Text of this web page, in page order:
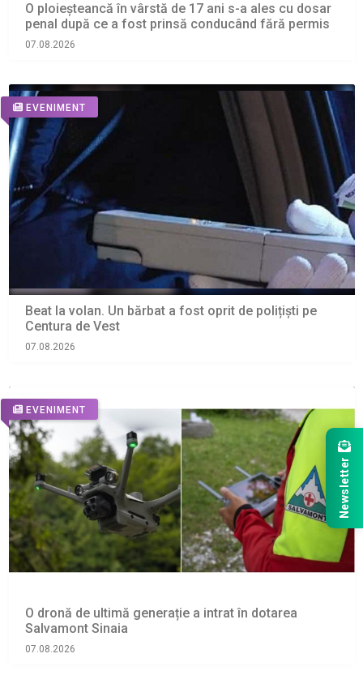
O ploieșteancă în vârstă de 17 ani s-a ales cu dosar
penal după ce a fost prinsă conducând fără permis
07.08.2026
EVENIMENT
Beat la volan. Un bărbat a fost oprit de polițiști pe
Centura de Vest
07.08.2026
EVENIMENT
O dronă de ultimă generație a intrat în dotarea
Salvamont Sinaia
07.08.2026
Newsletter